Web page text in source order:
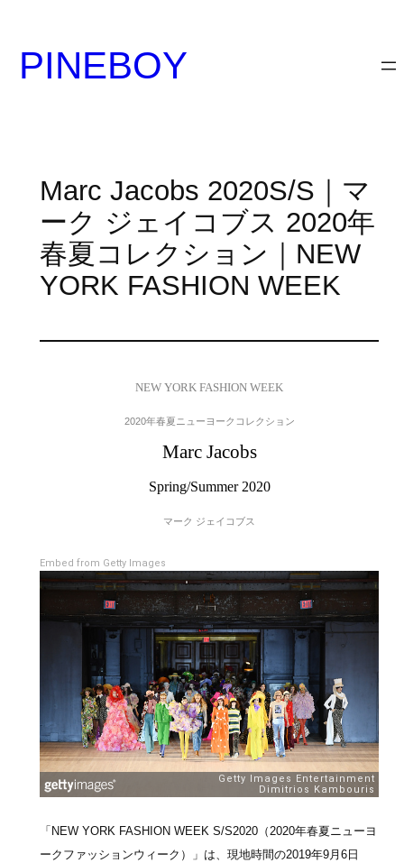
PINEBOY
Marc Jacobs 2020S/S｜マ
ーク ジェイコブス 2020年
春夏コレクション｜NEW
YORK FASHION WEEK
NEW YORK FASHION WEEK
2020年春夏ニューヨークコレクション
Marc Jacobs
Spring/Summer 2020
マーク ジェイコブス
Embed from Getty Images
「NEW YORK FASHION WEEK S/S2020（2020年春夏ニューヨ
ークファッションウィーク）」は、現地時間の2019年9月6日